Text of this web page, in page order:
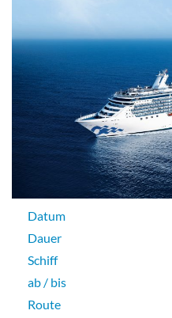
Datum
Dauer
Schiff
ab / bis
Route